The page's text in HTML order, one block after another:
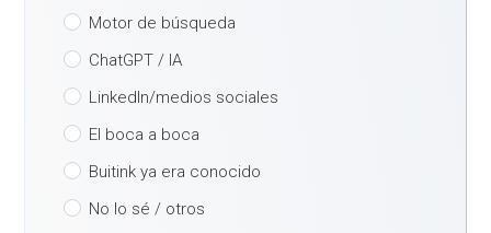
Motor de búsqueda
ChatGPT / IA
LinkedIn/medios sociales
El boca a boca
Buitink ya era conocido
No lo sé / otros